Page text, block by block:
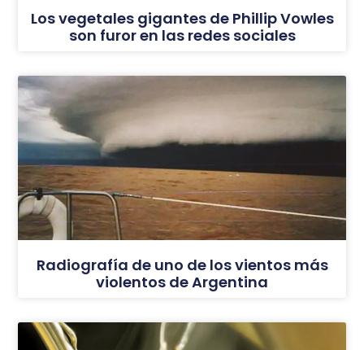
Los vegetales gigantes de Phillip Vowles
son furor en las redes sociales
Radiografía de uno de los vientos más
violentos de Argentina